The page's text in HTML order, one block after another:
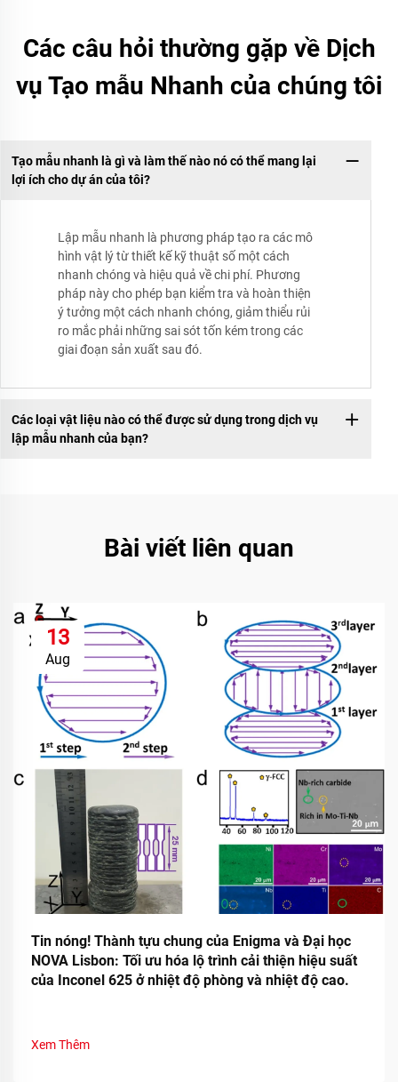
Các câu hỏi thường gặp về Dịch
vụ Tạo mẫu Nhanh của chúng tôi
Tạo mẫu nhanh là gì và làm thế nào nó có thể mang lại
lợi ích cho dự án của tôi?
Lập mẫu nhanh là phương pháp tạo ra các mô
hình vật lý từ thiết kế kỹ thuật số một cách
nhanh chóng và hiệu quả về chi phí. Phương
pháp này cho phép bạn kiểm tra và hoàn thiện
ý tưởng một cách nhanh chóng, giảm thiểu rủi
ro mắc phải những sai sót tốn kém trong các
giai đoạn sản xuất sau đó.
Các loại vật liệu nào có thể được sử dụng trong dịch vụ
lập mẫu nhanh của bạn?
Bài viết liên quan
13
Aug
Tin nóng! Thành tựu chung của Enigma và Đại học
NOVA Lisbon: Tối ưu hóa lộ trình cải thiện hiệu suất
của Inconel 625 ở nhiệt độ phòng và nhiệt độ cao.
Xem Thêm